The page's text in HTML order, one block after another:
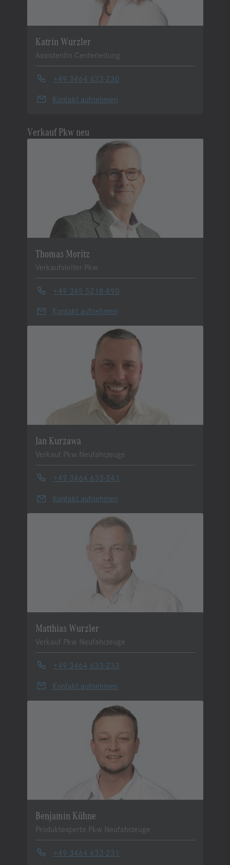
Katrin Wurzler
Assistentin Centerleitung
+49 3464 633-230
Kontakt aufnehmen
Verkauf Pkw neu
Thomas Moritz
Verkaufsleiter Pkw
+49 345 5218-890
Kontakt aufnehmen
Jan Kurzawa
Verkauf Pkw Neufahrzeuge
+49 3464 633-241
Kontakt aufnehmen
Matthias Wurzler
Verkauf Pkw Neufahrzeuge
+49 3464 633-233
Kontakt aufnehmen
Benjamin Kühne
Produktexperte Pkw Neufahrzeuge
+49 3464 633-231